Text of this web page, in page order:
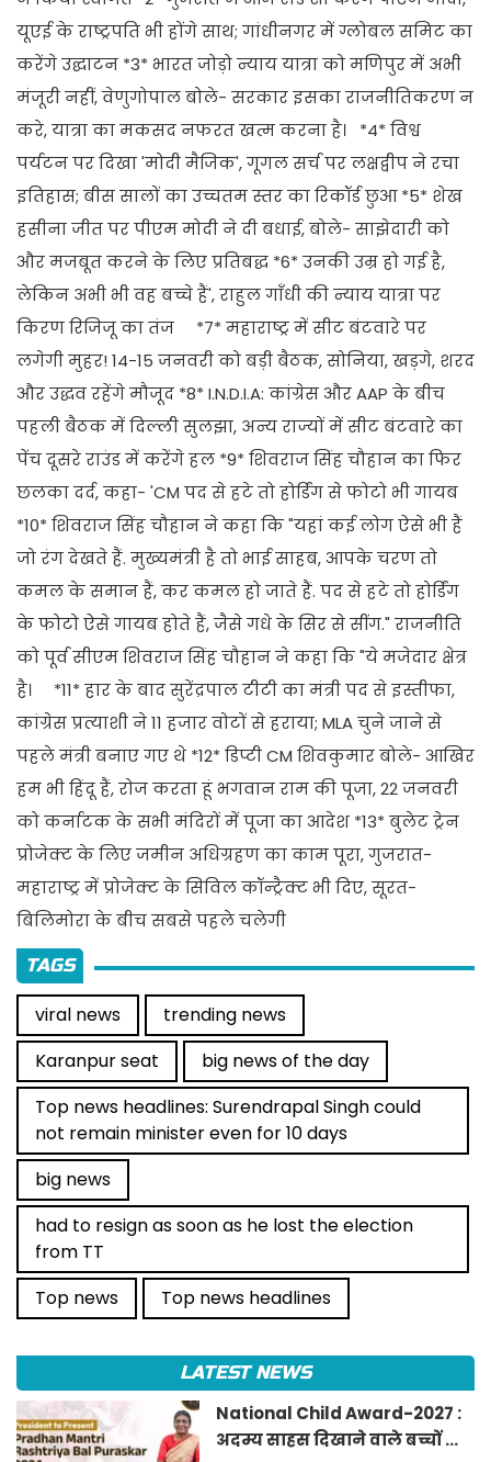
यूएई के राष्ट्रपति भी होंगे साथ; गांधीनगर में ग्लोबल समिट का
करेंगे उद्घाटन *3* भारत जोड़ो न्याय यात्रा को मणिपुर में अभी
मंजूरी नहीं, वेणुगोपाल बोले- सरकार इसका राजनीतिकरण न
करे, यात्रा का मकसद नफरत खत्म करना है। *4* विश्व
पर्यटन पर दिखा 'मोदी मैजिक', गूगल सर्च पर लक्षद्वीप ने रचा
इतिहास; बीस सालों का उच्चतम स्तर का रिकॉर्ड छुआ *5* शेख
हसीना जीत पर पीएम मोदी ने दी बधाई, बोले- साझेदारी को
और मजबूत करने के लिए प्रतिबद्ध *6* उनकी उम्र हो गई है,
लेकिन अभी भी वह बच्चे हैं', राहुल गाँधी की न्याय यात्रा पर
किरण रिजिजू का तंज *7* महाराष्ट्र में सीट बंटवारे पर
लगेगी मुहर! 14-15 जनवरी को बड़ी बैठक, सोनिया, खड़गे, शरद
और उद्धव रहेंगे मौजूद *8* I.N.D.I.A: कांग्रेस और AAP के बीच
पहली बैठक में दिल्ली सुलझा, अन्य राज्यों में सीट बंटवारे का
पेंच दूसरे राउंड में करेंगे हल *9* शिवराज सिंह चौहान का फिर
छलका दर्द, कहा- 'CM पद से हटे तो होर्डिंग से फोटो भी गायब
*10* शिवराज सिंह चौहान ने कहा कि "यहां कई लोग ऐसे भी हैं
जो रंग देखते हैं. मुख्यमंत्री है तो भाई साहब, आपके चरण तो
कमल के समान हैं, कर कमल हो जाते हैं. पद से हटे तो होर्डिंग
के फोटो ऐसे गायब होते हैं, जैसे गधे के सिर से सींग." राजनीति
को पूर्व सीएम शिवराज सिंह चौहान ने कहा कि "ये मजेदार क्षेत्र
है। *11* हार के बाद सुरेंद्रपाल टीटी का मंत्री पद से इस्तीफा,
कांग्रेस प्रत्याशी ने 11 हजार वोटों से हराया; MLA चुने जाने से
पहले मंत्री बनाए गए थे *12* डिप्टी CM शिवकुमार बोले- आखिर
हम भी हिंदू हैं, रोज करता हूं भगवान राम की पूजा, 22 जनवरी
को कर्नाटक के सभी मंदिरों में पूजा का आदेश *13* बुलेट ट्रेन
प्रोजेक्ट के लिए जमीन अधिग्रहण का काम पूरा, गुजरात-
महाराष्ट्र में प्रोजेक्ट के सिविल कॉन्ट्रैक्ट भी दिए, सूरत-
बिलिमोरा के बीच सबसे पहले चलेगी
TAGS
viral news
trending news
Karanpur seat
big news of the day
Top news headlines: Surendrapal Singh could
not remain minister even for 10 days
big news
had to resign as soon as he lost the election
from TT
Top news
Top news headlines
LATEST NEWS
National Child Award-2027 :
अदम्य साहस दिखाने वाले बच्चों को